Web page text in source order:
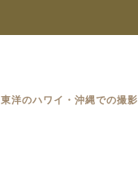
東洋のハワイ・沖縄での撮影